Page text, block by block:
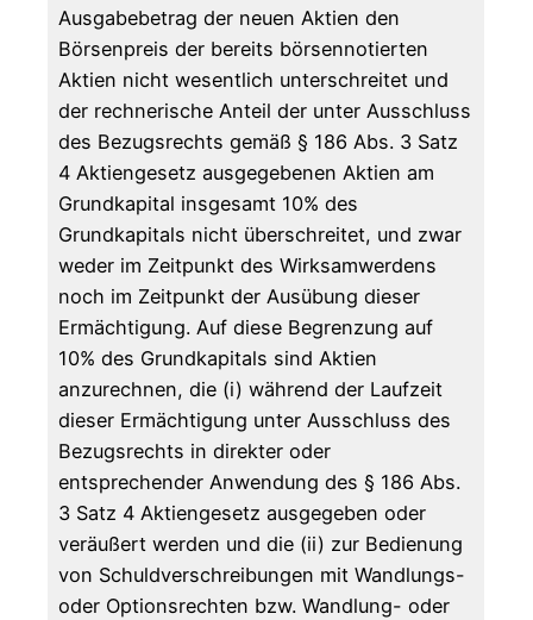
Ausgabebetrag der neuen Aktien den
Börsenpreis der bereits börsennotierten
Aktien nicht wesentlich unterschreitet und
der rechnerische Anteil der unter Ausschluss
des Bezugsrechts gemäß § 186 Abs. 3 Satz
4 Aktiengesetz ausgegebenen Aktien am
Grundkapital insgesamt 10% des
Grundkapitals nicht überschreitet, und zwar
weder im Zeitpunkt des Wirksamwerdens
noch im Zeitpunkt der Ausübung dieser
Ermächtigung. Auf diese Begrenzung auf
10% des Grundkapitals sind Aktien
anzurechnen, die (i) während der Laufzeit
dieser Ermächtigung unter Ausschluss des
Bezugsrechts in direkter oder
entsprechender Anwendung des § 186 Abs.
3 Satz 4 Aktiengesetz ausgegeben oder
veräußert werden und die (ii) zur Bedienung
von Schuldverschreibungen mit Wandlungs-
oder Optionsrechten bzw. Wandlung- oder